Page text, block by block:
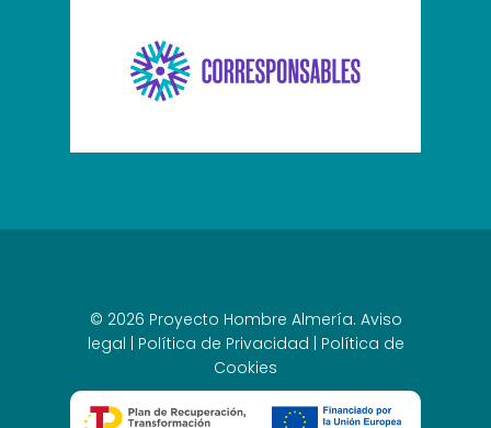
© 2026 Proyecto Hombre Almería. Aviso
legal
Política de Privacidad
Política de
Cookies